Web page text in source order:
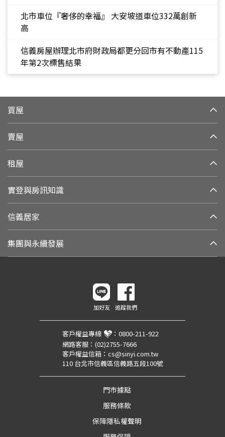
北市車位『奢侈的幸福』 大安坡道車位332萬創新
高
信義房屋辦理北市府財政局都更分回市有不動產115
年第2次標售結果
買屋
賣屋
租屋
實登與房訊知識
信義居家
集團與永續發展
加好友 追蹤我們
客戶權益專線 ： 0800-211-922
網路客服： (02)2755-7666
客戶權益信箱： cs@sinyi.com.tw
110 台北市信義區信義路五段100號
門市據點
服務條款
保障隱私權聲明